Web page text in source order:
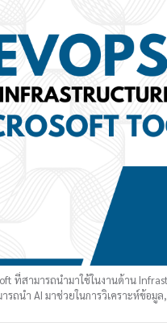
ที่สามารถนำมาใช้ในงานด้าน
ถนำ AI มาช่วยในการวิเคราะห์ข้อ